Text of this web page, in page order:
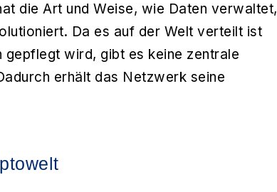
die Art und Weise, wie Daten verwaltet,
Da es auf der Welt verteilt ist
wird, gibt es keine zentrale
erhält das Netzwerk seine